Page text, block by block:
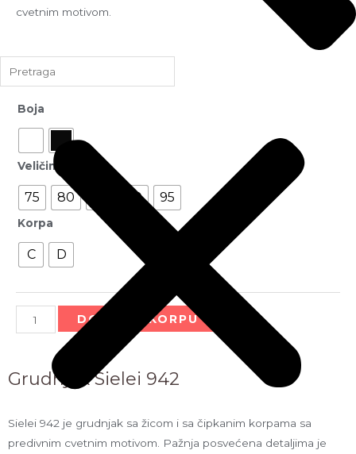
cvetnim motivom.
2.700rsd
Boja
Veličina
75 80 90 95
Korpa
C D
Grudnjak Sielei 942
Sielei 942 je grudnjak sa žicom i sa čipkanim korpama sa
predivnim cvetnim motivom. Pažnja posvećena detaljima je